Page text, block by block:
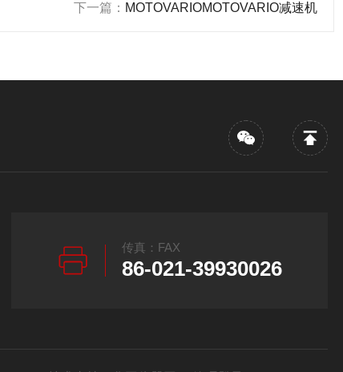
下一篇： MOTOVARIOMOTOVARIO减速机
传真：FAX
86-021-39930026